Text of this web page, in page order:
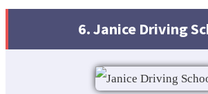
6. Janice Driving